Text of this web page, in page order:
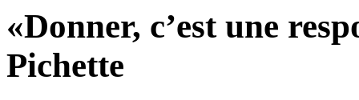
«Donner, c’est une
Pichette